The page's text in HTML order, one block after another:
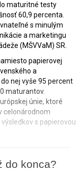
maturitné testy
60,9 percenta.
s minulým
a marketingu
(MŠVVaM) SR.
papierovej
a
nej vyše 95 percent
maturantov.
únie, ktoré
celonárodnom
s papierovou
do konca?